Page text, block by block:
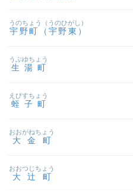
宇野町（宇野東）
うのちょう（うのひがし）
生湯町
うぶゆちょう
蛭子町
えびすちょう
大金町
おおがねちょう
大辻町
おおつじちょう